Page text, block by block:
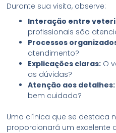
Durante sua visita, observe:
Interação entre
profissionais são
Processos
atendimento?
Explicações claras: O
as dúvidas?
Atenção aos detalhes:
bem cuidado?
Uma clínica que se destaca
proporcionará um excelente